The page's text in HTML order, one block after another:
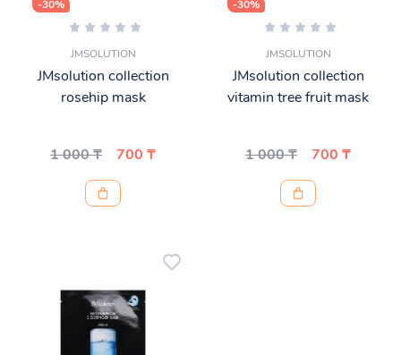
-30%
JMSOLUTION
JMsolution collection
rosehip mask
1 000 ₸ 700 ₸
-30%
JMSOLUTION
JMsolution collection
vitamin tree fruit mask
1 000 ₸ 700 ₸